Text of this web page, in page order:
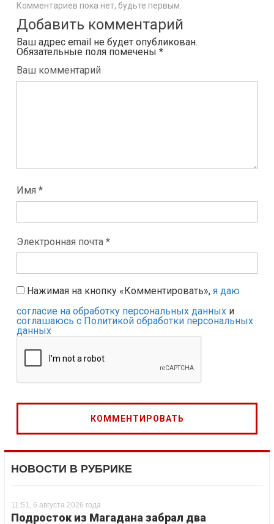
Комментариев пока нет, будьте первым.
Добавить комментарий
Ваш адрес email не будет опубликован.
Обязательные поля помечены *
Ваш комментарий
Имя *
Электронная почта *
Нажимая на кнопку «Комментировать», я даю
согласие на обработку персональных данных и
соглашаюсь с Политикой обработки персональных
данных
НОВОСТИ В РУБРИКЕ
11:51, 6 августа 2026 года
Подросток из Магадана забрал два